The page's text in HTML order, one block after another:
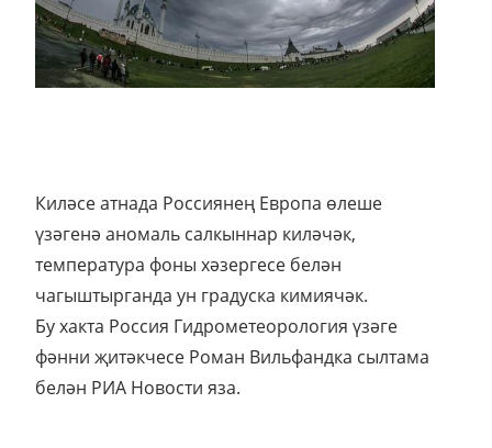
Киләсе атнада Россиянең Европа өлеше
үзәгенә аномаль салкыннар киләчәк,
температура фоны хәзергесе белән
чагыштырганда ун градуска кимиячәк.
Бу хакта Россия Гидрометеорология үзәге
фәнни җитәкчесе Роман Вильфандка сылтама
белән РИА Новости яза.